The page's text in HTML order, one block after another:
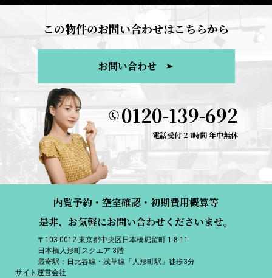
この物件のお問い合わせはこちらから
お問い合わせ
0120-139-692
電話受付 24時間 年中無休
内覧予約・空室確認・初期費用概算等
是非、お気軽にお問い合わせくださいませ。
〒103-0012 東京都中央区日本橋堀留町 1-8-11
日本橋人形町スクエア 3階
最寄駅：日比谷線・浅草線「人形町駅」徒歩3分
サイト運営会社